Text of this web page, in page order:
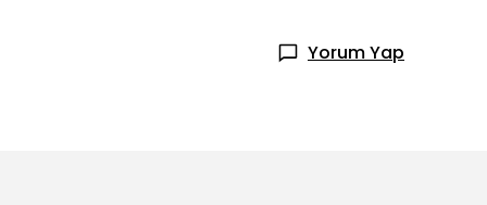
Yorum Yap